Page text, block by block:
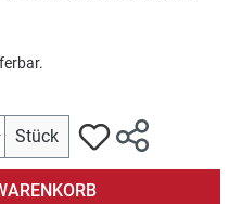
Wert ein oder
Stück